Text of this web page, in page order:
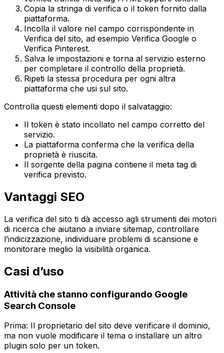
Copia la stringa di verifica o il token fornito dalla
piattaforma.
Incolla il valore nel campo corrispondente in
Verifica del sito, ad esempio Verifica Google o
Verifica Pinterest.
Salva le impostazioni e torna al servizio esterno
per completare il controllo della proprietà.
Ripeti la stessa procedura per ogni altra
piattaforma che usi sul sito.
Controlla questi elementi dopo il salvataggio:
Il token è stato incollato nel campo corretto del
servizio.
La piattaforma conferma che la verifica della
proprietà è riuscita.
Il sorgente della pagina contiene il meta tag di
verifica previsto.
Vantaggi SEO
La verifica del sito ti dà accesso agli strumenti dei motori
di ricerca che aiutano a inviare sitemap, controllare
l’indicizzazione, individuare problemi di scansione e
monitorare meglio la visibilità organica.
Casi d’uso
Attività che stanno configurando Google
Search Console
Prima: Il proprietario del sito deve verificare il dominio,
ma non vuole modificare il tema o installare un altro
plugin solo per un token.